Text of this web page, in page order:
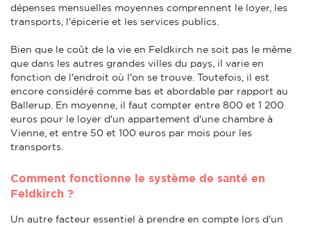
dépenses mensuelles moyennes comprennent le loyer, les
transports, l'épicerie et les services publics.
Bien que le coût de la vie en Feldkirch ne soit pas le même
que dans les autres grandes villes du pays, il varie en
fonction de l'endroit où l'on se trouve. Toutefois, il est
encore considéré comme bas et abordable par rapport au
Ballerup. En moyenne, il faut compter entre 800 et 1 200
euros pour le loyer d'un appartement d'une chambre à
Vienne, et entre 50 et 100 euros par mois pour les
transports.
Comment fonctionne le système de santé en
Feldkirch ?
Un autre facteur essentiel à prendre en compte lors d'un